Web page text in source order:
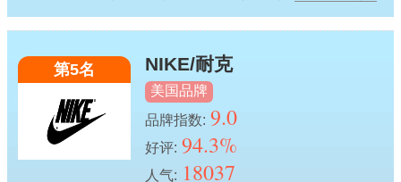
第5名 NIKE/耐克
美国品牌
品牌指数: 9.0
好评: 94.3%
人气: 18037